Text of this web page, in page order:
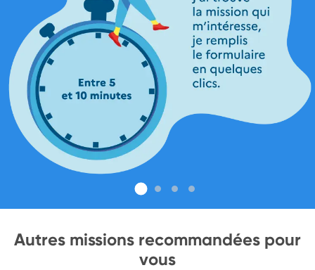
Autres missions recommandées pour
vous